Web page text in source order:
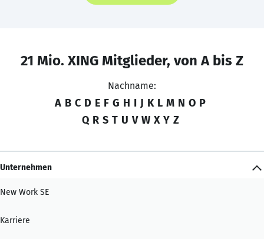
21 Mio. XING Mitglieder, von A bis Z
Nachname:
A B C D E F G H I J K L M N O P
Q R S T U V W X Y Z
Unternehmen
New Work SE
Karriere